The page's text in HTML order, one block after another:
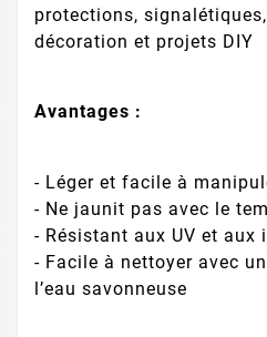
protections,
décoration et projets DIY
Avantages :
- Léger et facile à
- Ne jaunit pas avec le
- Résistant aux UV et aux
- Facile à nettoyer avec
l’eau savonneuse